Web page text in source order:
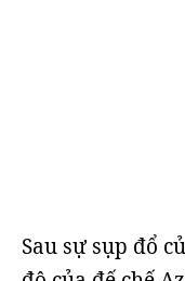
Sau sự sụp đổ